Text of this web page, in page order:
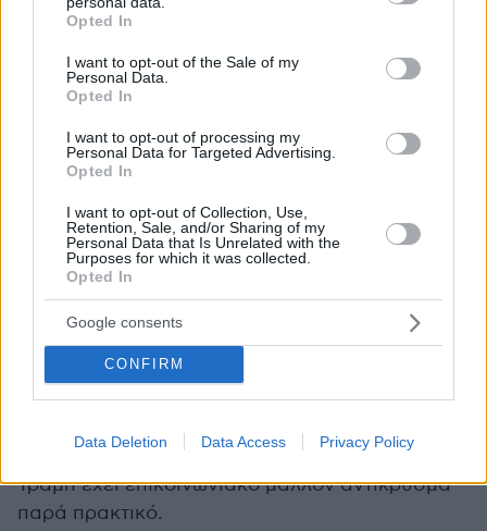
grant or deny consent to Google and its third-party tags to
use your data for below specified purposes in below Google
consent section.
Opted In
I want to opt-out of the Sale of my
Personal Data.
Opted In
I want to opt-out of processing my
Personal Data for Targeted Advertising.
Opted In
I want to opt-out of Collection, Use,
Retention, Sale, and/or Sharing of my
Personal Data that Is Unrelated with the
Purposes for which it was collected.
Opted In
Google consents
CONFIRM
Data Deletion Data Access Privacy Policy
Κορυφής, σε μια προσπάθεια να
κεφαλαιοποιήσει τη συγκυρία και με στόχο την
πλήρη εξομάλυνση των αμερικανοτουρκικών
όρων συμμετοχή της στο μεγάλο εγχείρημα της
Ευρωπαϊκής Άμυνας.
Κορυφαίο ίσως αίτημα προς τις ΗΠΑ ήταν η
επιστροφή της Τουρκίας στο πρόγραμμα των F-
35, με τον Τραμπ να στέλνει το μήνυμα ότι θέλει
να βρεθεί τρόπος
κατά της Άγκυρας
CAATSA και λόγω της αγοράς και κατοχής του
ρωσικού αντιαεροπορικού συστήματος S-400.
Ωστόσο η αμερικανική νομοθεσία και το
Κογκρέσο αποτελούν εμπόδια που δεν
μπορούν να παρακαμφθούν, οπότε η δήλωση
Τραμπ έχει επικοινωνιακό μάλλον αντίκρυσμα
παρά πρακτικό.